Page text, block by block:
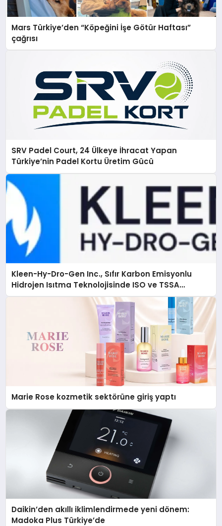
Mars Türkiye’den “Köpeğini İşe Götür Haftası”
çağrısı
SRV Padel Court, 24 Ülkeye İhracat Yapan
Türkiye’nin Padel Kortu Üretim Gücü
Kleen-Hy-Dro-Gen Inc., Sıfır Karbon Emisyonlu
Hidrojen Isıtma Teknolojisinde ISO ve TSSA
Düzenleyici Onaylarını Aldı
Marie Rose kozmetik sektörüne giriş yaptı
Daikin’den akıllı iklimlendirmede yeni dönem:
Madoka Plus Türkiye’de